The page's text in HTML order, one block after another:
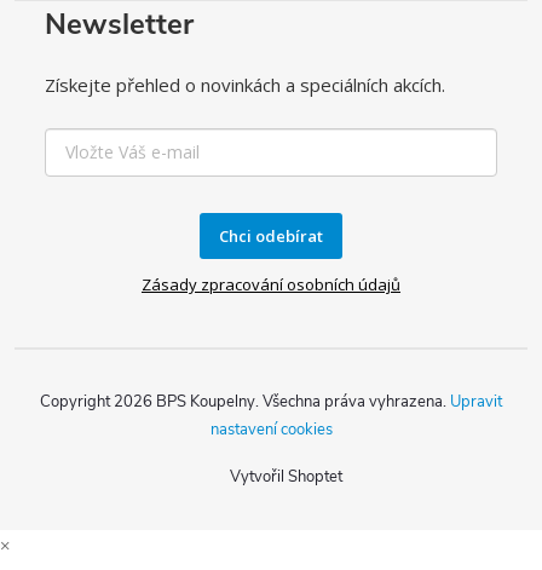
Newsletter
Získejte přehled o novinkách a speciálních akcích.
Chci odebírat
Zásady zpracování osobních údajů
Vytvořil Shoptet
Copyright 2026 BPS Koupelny. Všechna práva vyhrazena. Upravit
nastavení cookies
×